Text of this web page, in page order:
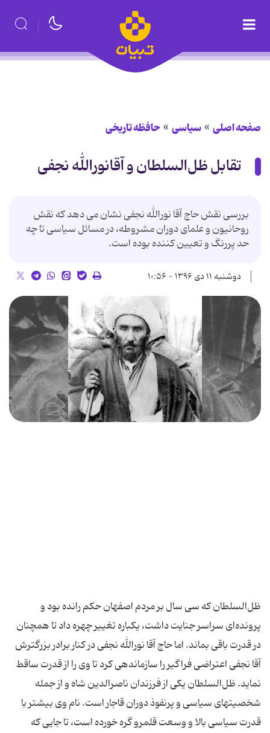
صفحه اصلی سیاسی حافظه تاریخی
تقابل ظل‌السلطان و آقانورالله نجفی
بررسی نقش حاج آقا نورالله نجفی نشان می دهد که نقش
روحانیون و علمای دوران مشروطه، در مسائل سیاسی تا چه
حد پررنگ و تعیین کننده بوده است.
دوشنبه ۱۱ دی ۱۳۹۶ - ۱۰:۵۶
ظل‌السلطان که سی سال بر مردم اصفهان حکم رانده بود و
پرونده‌ای سراسر جنایت داشت، یکباره تغییر چهره داد تا همچنان
در قدرت باقی بماند. اما حاج آقا نورالله نجفی در کنار برادر بزرگترش
آقا نجفی اعتراضی فراگیر را سازماندهی کرد تا وی را از قدرت ساقط
نماید. ظل‌السلطان یکی از فرزندان ناصرالدین شاه و از جمله
شخصیتهای سیاسی و پرنفوذ دوران قاجار است. نام وی بیشتر با
قدرت سیاسی بالا و وسعت قلمرو گره خورده است، تا جایی که